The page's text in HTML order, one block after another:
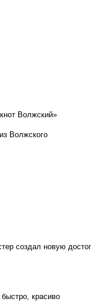
Волжский»
Волжского
создал новую
красиво